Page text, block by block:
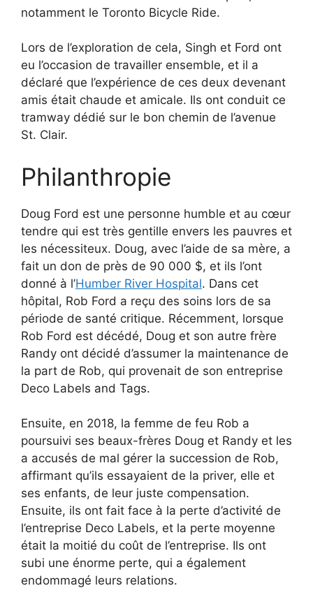
notamment le Toronto Bicycle Ride.
Lors de l’exploration de cela, Singh et Ford ont
eu l’occasion de travailler ensemble, et il a
déclaré que l’expérience de ces deux devenant
amis était chaude et amicale. Ils ont conduit ce
tramway dédié sur le bon chemin de l’avenue
St. Clair.
Philanthropie
Doug Ford est une personne humble et au cœur
tendre qui est très gentille envers les pauvres et
les nécessiteux. Doug, avec l’aide de sa mère, a
fait un don de près de 90 000 $, et ils l’ont
donné à l’Humber River Hospital. Dans cet
hôpital, Rob Ford a reçu des soins lors de sa
période de santé critique. Récemment, lorsque
Rob Ford est décédé, Doug et son autre frère
Randy ont décidé d’assumer la maintenance de
la part de Rob, qui provenait de son entreprise
Deco Labels and Tags.
Ensuite, en 2018, la femme de feu Rob a
poursuivi ses beaux-frères Doug et Randy et les
a accusés de mal gérer la succession de Rob,
affirmant qu’ils essayaient de la priver, elle et
ses enfants, de leur juste compensation.
Ensuite, ils ont fait face à la perte d’activité de
l’entreprise Deco Labels, et la perte moyenne
était la moitié du coût de l’entreprise. Ils ont
subi une énorme perte, qui a également
endommagé leurs relations.